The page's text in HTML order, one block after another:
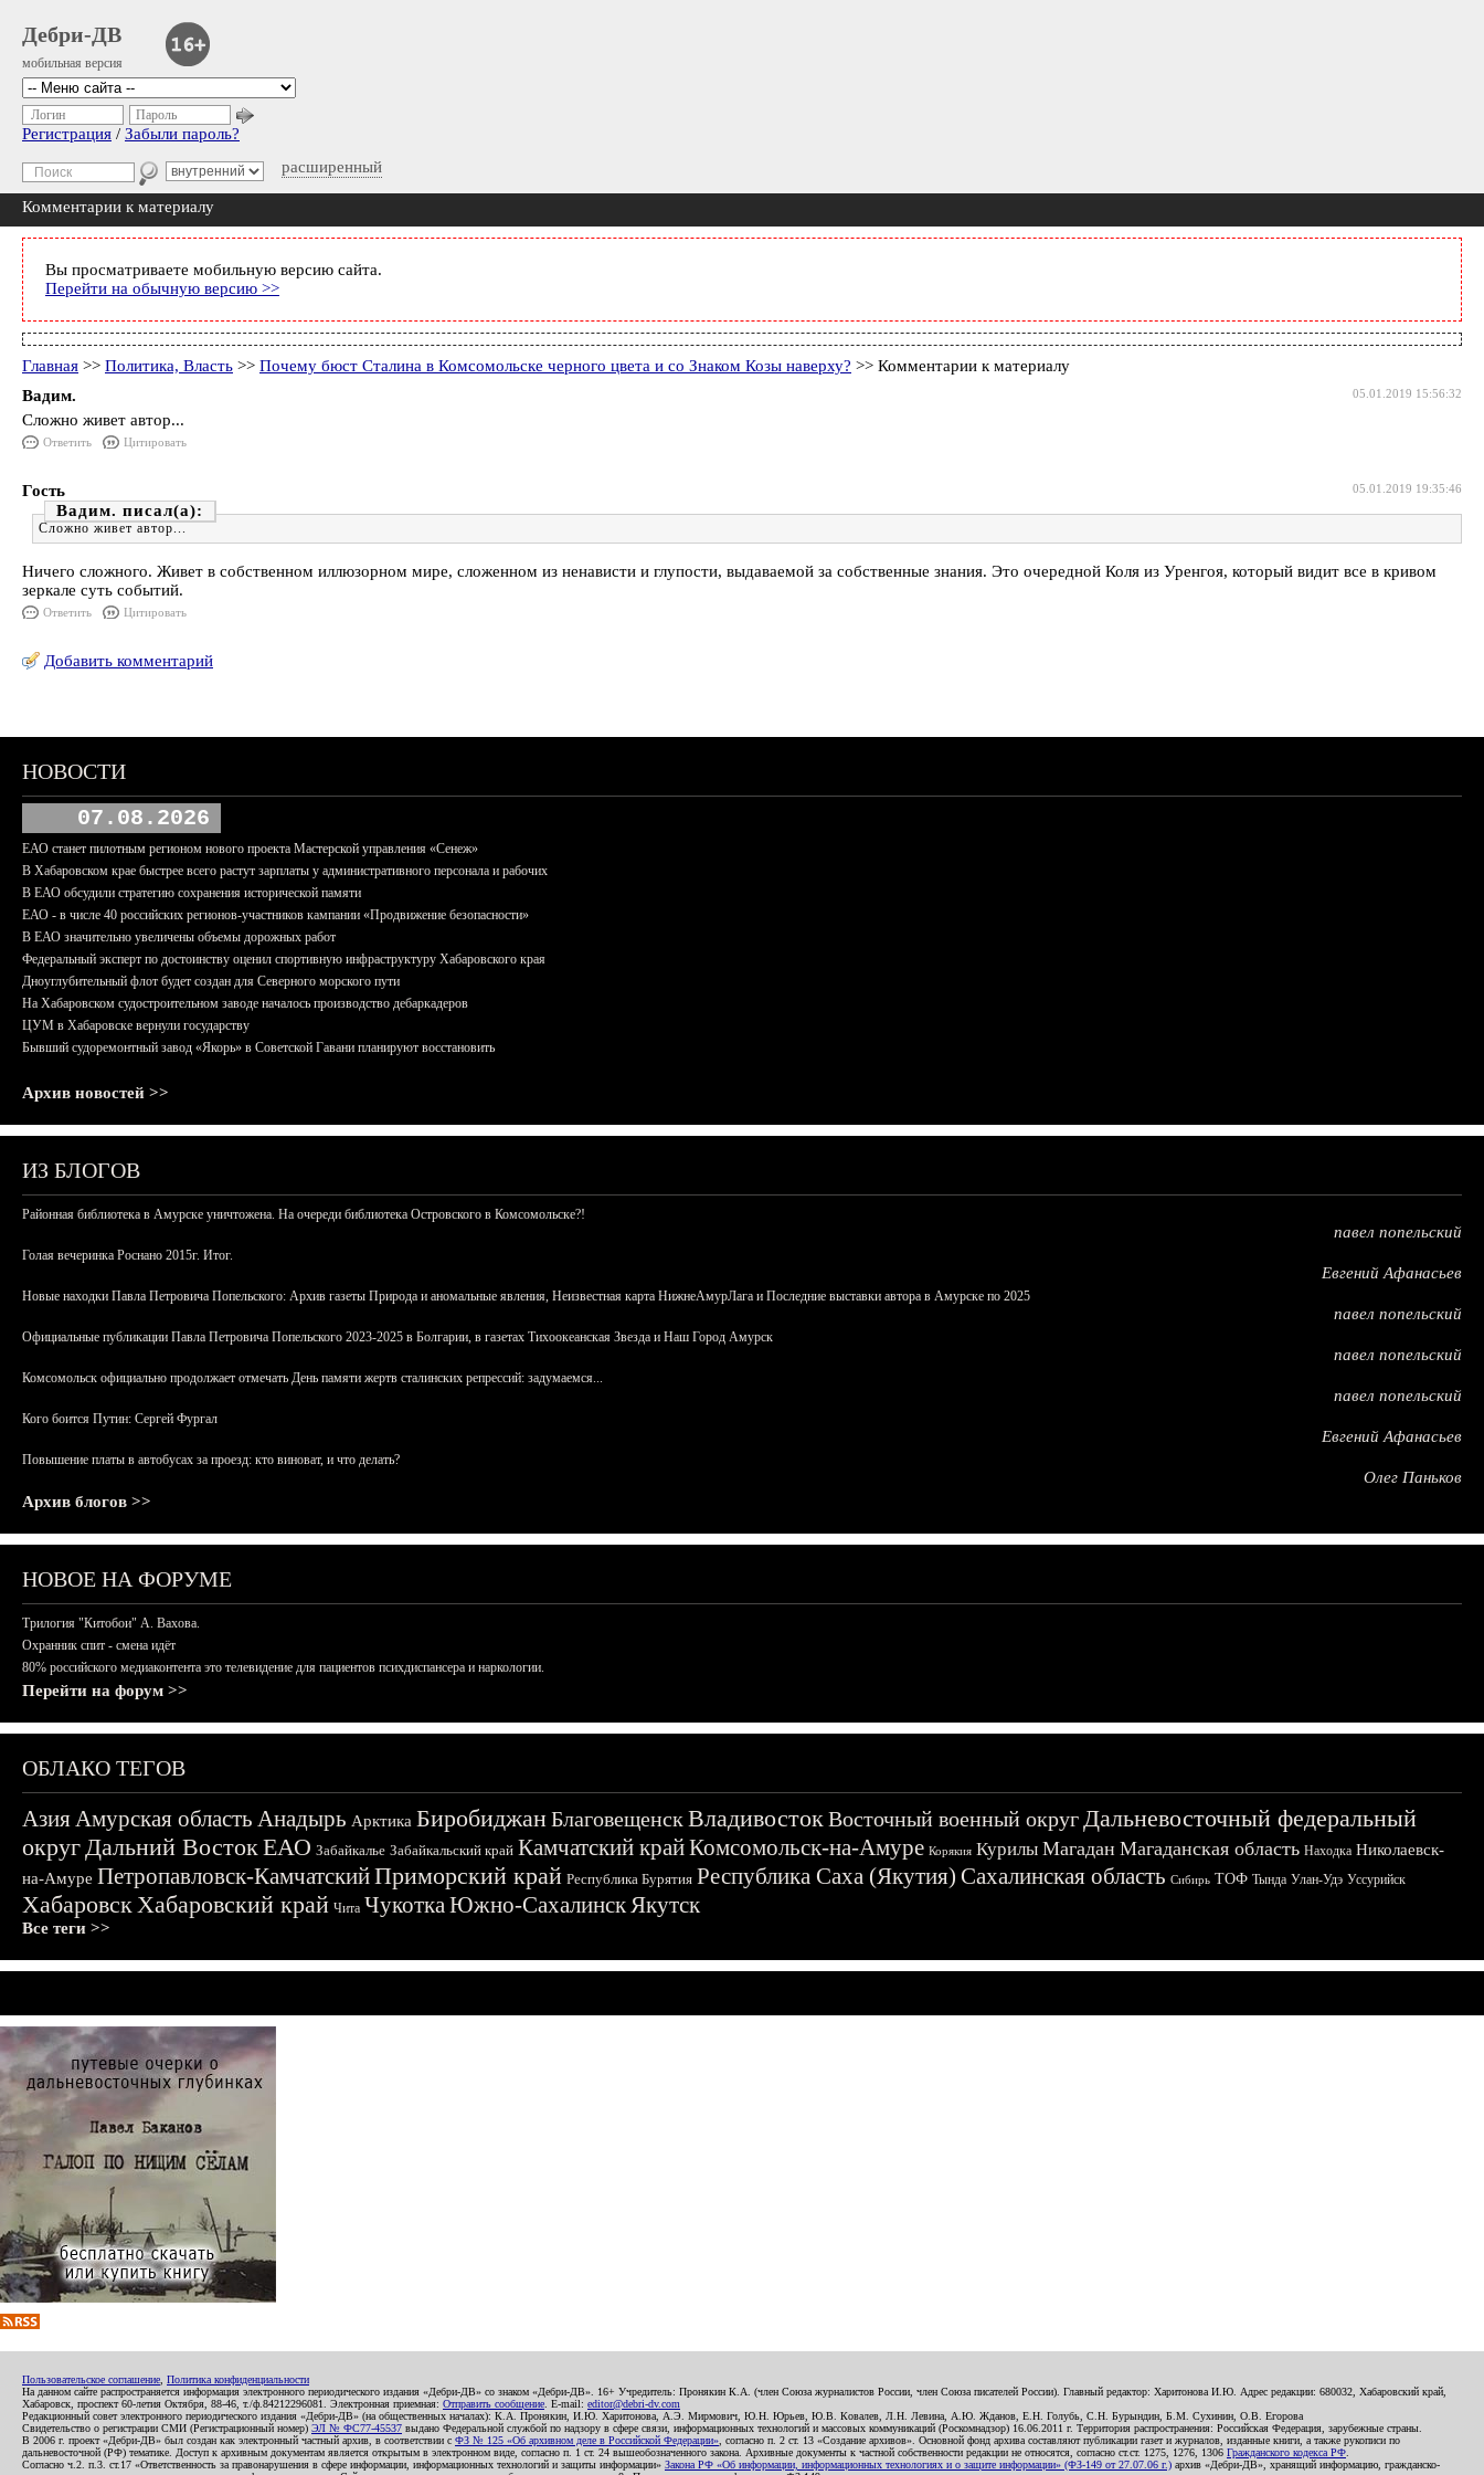
Дебри-ДВ
мобильная версия
расширенный
Логин Пароль
Регистрация / Забыли пароль?
Комментарии к материалу
Вы просматриваете мобильную версию сайта.
Перейти на обычную версию >>
Главная >> Политика, Власть >> Почему бюст Сталина в Комсомольске черного цвета и со Знаком Козы наверху? >> Комментарии к материалу
05.01.2019 15:56:32
Вадим.
Сложно живет автор...
Ответить Цитировать
05.01.2019 19:35:46
Гость
Вадим.
Сложно живет автор...
Ничего сложного. Живет в собственном иллюзорном мире, сложенном из ненависти и глупости, выдаваемой за собственные знания. Это очередной Коля из Уренгоя, который видит все в кривом
зеркале суть событий.
Ответить Цитировать
Добавить комментарий
НОВОСТИ
07.08.2026
ЕАО станет пилотным регионом нового проекта Мастерской управления «Сенеж»
В Хабаровском крае быстрее всего растут зарплаты у административного персонала и рабочих
В ЕАО обсудили стратегию сохранения исторической памяти
ЕАО - в числе 40 российских регионов-участников кампании «Продвижение безопасности»
В ЕАО значительно увеличены объемы дорожных работ
Федеральный эксперт по достоинству оценил спортивную инфраструктуру Хабаровского края
Дноуглубительный флот будет создан для Северного морского пути
На Хабаровском судостроительном заводе началось производство дебаркадеров
ЦУМ в Хабаровске вернули государству
Бывший судоремонтный завод «Якорь» в Советской Гавани планируют восстановить
Архив новостей >>
ИЗ БЛОГОВ
Районная библиотека в Амурске уничтожена. На очереди библиотека Островского в Комсомольске?!
павел попельский
Голая вечеринка Роснано 2015г. Итог.
Евгений Афанасьев
Новые находки Павла Петровича Попельского: Архив газеты Природа и аномальные явления, Неизвестная карта НижнеАмурЛага и Последние выставки автора в Амурске по 2025
павел попельский
Официальные публикации Павла Петровича Попельского 2023-2025 в Болгарии, в газетах Тихоокеанская Звезда и Наш Город Амурск
павел попельский
Комсомольск официально продолжает отмечать День памяти жертв сталинских репрессий: задумаемся...
павел попельский
Кого боится Путин: Сергей Фургал
Евгений Афанасьев
Повышение платы в автобусах за проезд: кто виноват, и что делать?
Олег Паньков
Архив блогов >>
НОВОЕ НА ФОРУМЕ
Трилогия "Китобои" А. Вахова.
Охранник спит - смена идёт
80% российского медиаконтента это телевидение для пациентов психдиспансера и наркологии.
Перейти на форум >>
ОБЛАКО ТЕГОВ
АзияАмурская область Анадырь Арктика БиробиджанБлаговещенскВладивостокВосточный военный округДальневосточный федеральный
округДальний ВостокЕАО Забайкалье Забайкальский край Камчатский крайКомсомольск-на-Амуре Корякия Курилы Магадан Магаданская область Находка Николаевск-
на-Амуре Петропавловск-КамчатскийПриморский край Республика Бурятия Республика Саха (Якутия) Сахалинская область Сибирь ТОФ Тында Улан-Удэ Уссурийск
ХабаровскХабаровский край Чита ЧукоткаЮжно-СахалинскЯкутск
Все теги >>
Пользовательское соглашение Политика конфиденциальности
На данном сайте распространяется информация электронного периодического издания «Дебри-ДВ» со знаком «Дебри-ДВ». 16+ Учредитель: Пронякин К.А. (член Союза журналистов России, член Союза писателей России). Главный редактор: Харитонова И.Ю. Адрес редакции: 680032, Хабаровский край,
Хабаровск, проспект 60-летия Октября, 88-46, т./ф.84212296081. Электронная приемная: Отправить сообщение . E-mail: editor@debri-dv.com
Редакционный совет электронного периодического издания «Дебри-ДВ» (на общественных началах): К.А. Пронякин, И.Ю. Харитонова, А.Э. Мирмович, Ю.Н. Юрьев, Ю.В. Ковалев, Л.Н. Левина, А.Ю. Жданов, Е.Н. Голубь, С.Н. Бурындин, Б.М. Сухинин, О.В. Егорова
Свидетельство о регистрации СМИ (Регистрационный номер) ЭЛ № ФС77-45537 выдано Федеральной службой по надзору в сфере связи, информационных технологий и массовых коммуникаций (Роскомнадзор) 16.06.2011 г. Территория распространения: Российская Федерация, зарубежные страны.
В 2006 г. проект «Дебри-ДВ» был создан как электронный частный архив, в соответствии с ФЗ № 125 «Об архивном деле в Российской Федерации» , согласно п. 2 ст. 13 «Создание архивов». Основной фонд архива составляют публикации газет и журналов, изданные книги, а также рукописи по
дальневосточной (РФ) тематике. Доступ к архивным документам является открытым в электронном виде, согласно п. 1 ст. 24 вышеобозначенного закона. Архивные документы к частной собственности редакции не относятся, согласно ст.ст. 1275, 1276, 1306 Гражданского кодекса РФ
Согласно ч.2. п.3. ст.17 «Ответственность за правонарушения в сфере информации, информационных технологий и защиты информации» Закона РФ «Об информации, информационных технологиях и о защите информации» (ФЗ-149 от 27.07.06 г.) архив «Дебри-ДВ», хранящий информацию, гражданско-